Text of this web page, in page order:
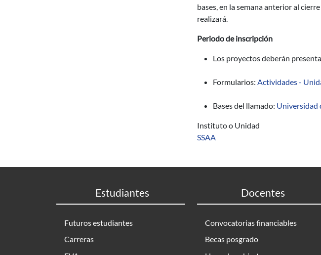
bases, en la semana anterior al
realizará.
Periodo de inscripción
Los proyectos deberán
Formularios: Actividades -
Bases del llamado: Universidad
Instituto o Unidad
SSAA
Estudiantes
Futuros estudiantes
Carreras
Docentes
Convocatorias financiables
Becas posgrado